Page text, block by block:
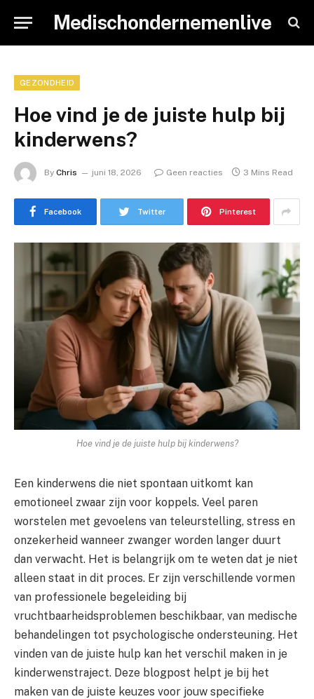
Medischondernemenlive
GEZONDHEID
Hoe vind je de juiste hulp bij
kinderwens?
By Chris juni 18, 2026 Geen reacties 3 Mins Read
Facebook Twitter Pinterest
Hoe vind je de juiste hulp bij kinderwens?
Een kinderwens die niet spontaan uitkomt kan
emotioneel zwaar zijn voor koppels. Veel paren
worstelen met gevoelens van teleurstelling, stress en
onzekerheid wanneer zwanger worden langer duurt
dan verwacht. Het is belangrijk om te weten dat je niet
alleen staat in dit proces. Er zijn verschillende vormen
van professionele begeleiding bij
vruchtbaarheidsproblemen beschikbaar, van medische
behandelingen tot psychologische ondersteuning. Het
vinden van de juiste hulp kan het verschil maken in je
kinderwenstraject. Deze blogpost helpt je bij het
maken van de juiste keuzes voor jouw specifieke